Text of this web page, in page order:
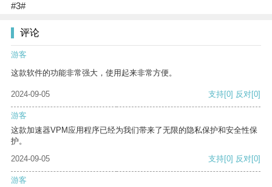
#3#
评论
游客
这款软件的功能非常强大，使用起来非常方便。
2024-09-05 支持[0] 反对[0]
游客
这款加速器VPM应用程序已经为我们带来了无限的隐私保护和安全性保
护。
2024-09-05
支持[0] 反对[0]
游客